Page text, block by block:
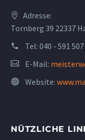
Adresse:
Tornberg 39 22337
Tel: 040 - 591 507
E-Mail:
Website:
NÜTZLICHE